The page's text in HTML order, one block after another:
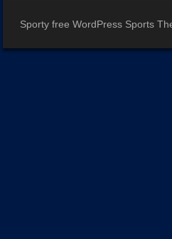
Sporty free WordPress Sports